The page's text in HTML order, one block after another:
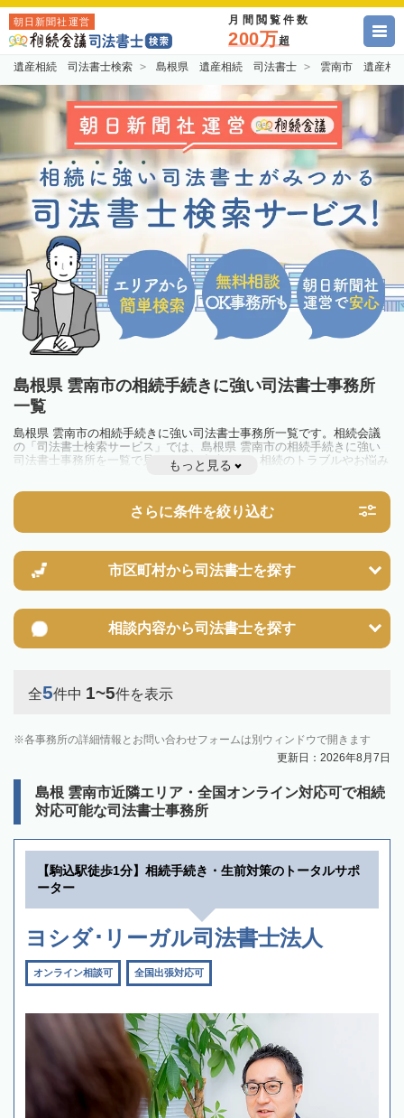
朝日新聞社運営 月間閲覧件数
200万超
遺産相続 司法書士検索 島根県 遺産相続 司法書士 雲南市 遺産相
島根県 雲南市の相続手続きに強い司法書士事務所
一覧
島根県 雲南市の相続手続きに強い司法書士事務所一覧です。相続会議
の「司法書士検索サービス」では、島根県 雲南市の相続手続きに強い
司法書士事務所を一覧で見ることが出来ます。相続のトラブルやお悩み
を抱えている方は一度近隣の司法書士に相談してみましょう。
もっと見る
さらに条件を絞り込む
市区町村から司法書士を探す
相談内容から司法書士を探す
全5件中 1~5件を表示
各事務所の詳細情報とお問い合わせフォームは別ウィンドウで開きます
更新日：2026年8月7日
島根 雲南市近隣エリア・全国オンライン対応可で相続
対応可能な司法書士事務所
【駒込駅徒歩1分】相続手続き・生前対策のトータルサポ
ーター
ヨシダ･リーガル司法書士法人
オンライン相談可 全国出張対応可